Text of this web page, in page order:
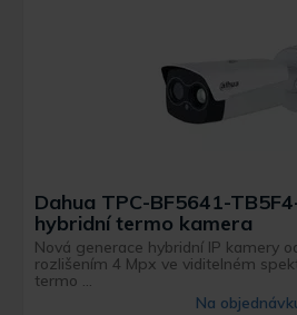
Dahua TPC-BF5641-
hybridní termo kamera
Nová generace hybridní IP kamery
rozlišením 4 Mpx ve viditelném
termo ...
Na